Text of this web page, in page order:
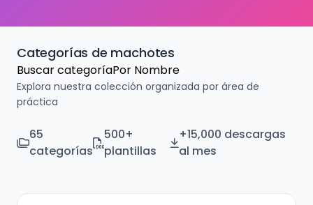
Categorías de machotes
Buscar categoríaPor Nombre
Explora nuestra colección organizada por área de
práctica
65
categorías
500+
plantillas
+15,000 descargas
al mes